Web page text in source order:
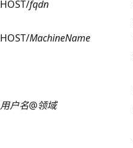
HOST/fqdn
HOST/MachineName
用户名@领域